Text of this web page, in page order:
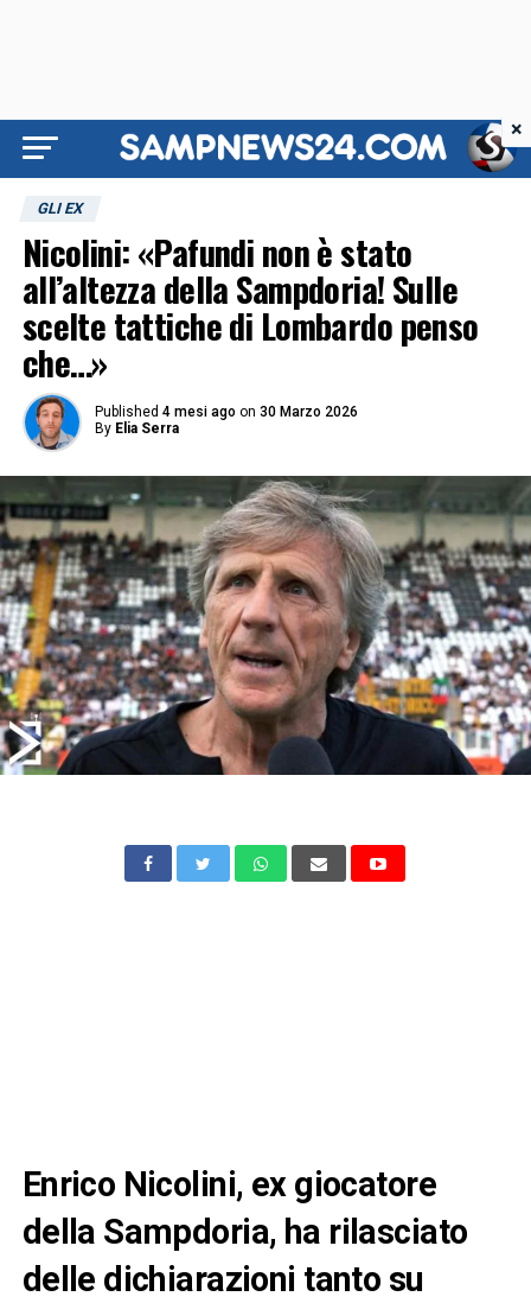
GLI EX
Nicolini: «Pafundi non è stato
all’altezza della Sampdoria! Sulle
scelte tattiche di Lombardo penso
che…»
Published 4 mesi ago on 30 Marzo 2026
By Elia Serra
Enrico Nicolini, ex giocatore
della Sampdoria, ha rilasciato
delle dichiarazioni tanto su
×